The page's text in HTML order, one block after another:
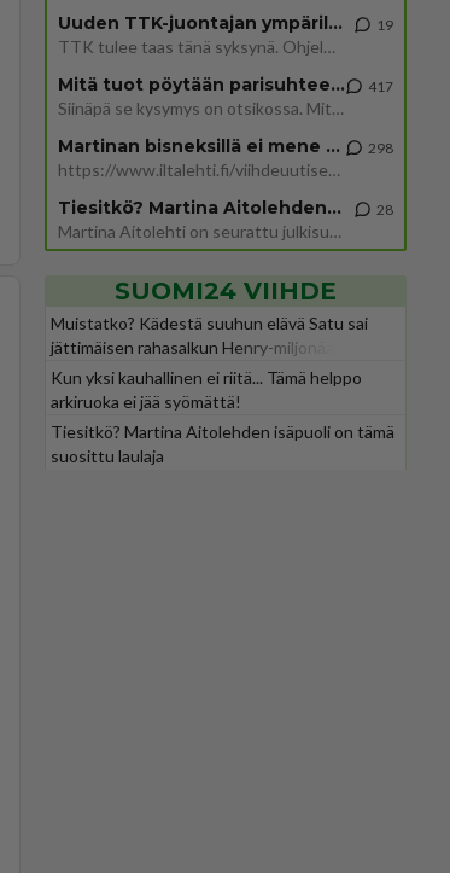
Uuden TTK-juontajan ympärillä epätietoisuus sakenee - Nyt MTV hämmentää soppaa
TTK tulee taas tänä syksynä. Ohjelman uudet tähtioppilaat julkistetaan torstaina 6. elokuuta klo 14 alkavassa lehdistö
19
Mitä tuot pöytään parisuhteessa?
Siinäpä se kysymys on otsikossa. Mitäpä siis tuot/toisit pöytään parisuhteessa? Oletko mies vai nainen? Koetko sen mitä
417
Martinan bisneksillä ei mene hyvin
https://www.iltalehti.fi/viihdeuutiset/a/c46da6ab-340f-4790-aaa7-0865eed2336 Yrityksen konkurssihakemus on tullut kärä
298
Tiesitkö? Martina Aitolehden isäpuoli on tämä suosittu laulaja
Martina Aitolehti on seurattu julkisuuden henkilö. Lähipiiriin mahtuu muitakin tunnettuja henkilöitä. Tiesitkö, että Ma
28
SUOMI24 VIIHDE
Muistatko? Kädestä suuhun elävä Satu sai
jättimäisen rahasalkun Henry-miljonääriltä
Kun yksi kauhallinen ei riitä... Tämä helppo
arkiruoka ei jää syömättä!
Tiesitkö? Martina Aitolehden isäpuoli on tämä
suosittu laulaja